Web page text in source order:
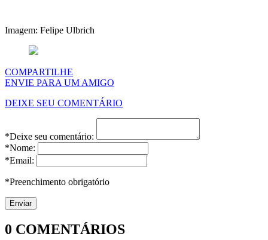
Imagem: Felipe Ulbrich
COMPARTILHE
ENVIE PARA UM AMIGO
DEIXE SEU COMENTÁRIO
*Deixe seu comentário:
*Nome:
*Email:
*Preenchimento obrigatório
0 COMENTÁRIOS